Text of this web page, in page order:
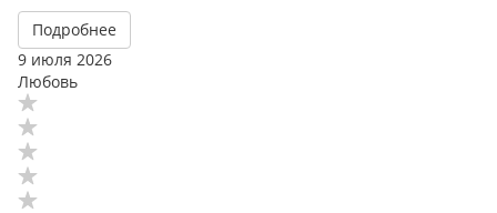
Подробнее
9 июля 2026
Любовь